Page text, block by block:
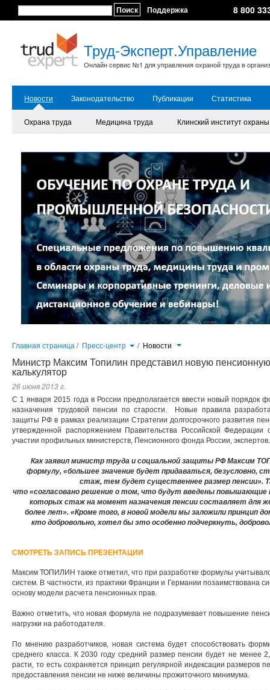
Поиск Поддержка 8 800
Труд-Эксперт.Управление
Онлайн сервис №1 для управления охраной труда в
Новости Законодательство Публикации Статистика
Охрана труда Медицина труда Клинский институт
Главная страница / Пресс-центр / Новости
Министр Максим Топилин представил новую
калькулятор
26 июня 2013 г.
С 1 января 2015 года в России предполагается ввести новый порядок
назначения трудовой пенсии по старости. Новые правила
защиты РФ в рамках реализации Стратегии долгосрочного развития
утвержденной распоряжением Правительства Российской
участии профильных министерств, Пенсионного фонда России, экспертов.
Как заявил министр труда и социальной защиты РФ Максим
формулу, «большее значение будет придаваться, безусловно,
стаж, тем будет существеннее размер пенсии».
что «согласовано решение о том, что будут введены
которых стаж на момент назначения пенсии составляет для
более лет». «Кроме того, в новой модели мы заложили принцип
кто добровольно, хотел бы это особенно подчеркнуть,
СМОТРЕТЬ ЗАПИСЬ ПРЕЗЕНТАЦИИ
Максим ТОПИЛИН также отметил, что при разработке формулы
систем. В частности, из практики Франции и Германии позаимствована
основу модели расчета пенсионных прав.
Важно отметить, что новая формула не подразумевает повышение
нагрузки на работодателя.
По мнению разработчиков, новая система будет способствовать
среднего класса. К 2030 году средний размер пенсии будет не
расти, то есть сохраняется принцип регулярной индексации размеров
предоставления пенсии не ниже величины прожиточного минимума.